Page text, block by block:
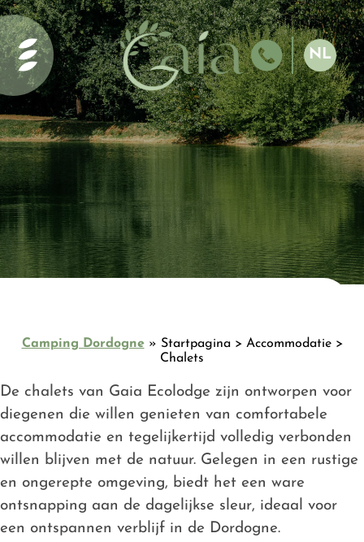
Startpagina
Diensten en
activiteiten
Het
zwembad
van Gaia
Ecolodge
Het meer
Onze
accommodatie
Ecolodge
bij Gaia
Ecolodge
Locaties bij
Gaia
Ecolodge
Prijzen
NL
EN
FR
ES
DE
Camping Dordogne» Startpagina > Accommodatie >
Chalets
De chalets van Gaia Ecolodge zijn ontworpen voor
diegenen die willen genieten van comfortabele
accommodatie en tegelijkertijd volledig verbonden
willen blijven met de natuur. Gelegen in een rustige
en ongerepte omgeving, biedt het een ware
ontsnapping aan de dagelijkse sleur, ideaal voor
een ontspannen verblijf in de Dordogne.